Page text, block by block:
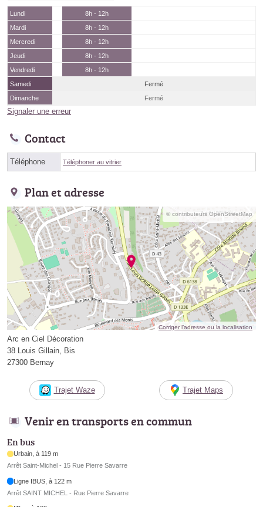
Lundi
8h - 12h
Mardi
8h - 12h
Mercredi
8h - 12h
Jeudi
8h - 12h
Vendredi
8h - 12h
Samedi
Fermé
Dimanche
Fermé
Signaler une erreur
Contact
Téléphone Téléphoner au vitrier
Plan et adresse
© contributeurs OpenStreetMap
Corriger l’adresse ou la localisation
Arc en Ciel Décoration
38 Louis Gillain, Bis
27300 Bernay
Trajet Waze Trajet Maps
Venir en transports en commun
En bus
Urbain, à 119 m
Arrêt Saint-Michel - 15 Rue Pierre Savarre
Ligne IBUS, à 122 m
Arrêt SAINT MICHEL - Rue Pierre Savarre